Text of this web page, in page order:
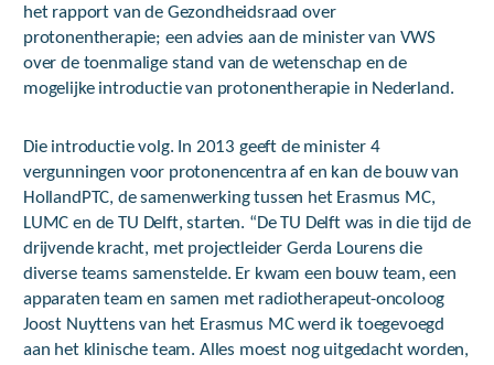
het rapport van de Gezondheidsraad over
protonentherapie; een advies aan de minister van VWS
over de toenmalige stand van de wetenschap en de
mogelijke introductie van protonentherapie in Nederland.
Die introductie volg. In 2013 geeft de minister 4
vergunningen voor protonencentra af en kan de bouw van
HollandPTC, de samenwerking tussen het Erasmus MC,
LUMC en de TU Delft, starten. “De TU Delft was in die tijd de
drijvende kracht, met projectleider Gerda Lourens die
diverse teams samenstelde. Er kwam een bouw team, een
apparaten team en samen met radiotherapeut-oncoloog
Joost Nuyttens van het Erasmus MC werd ik toegevoegd
aan het klinische team. Alles moest nog uitgedacht worden,